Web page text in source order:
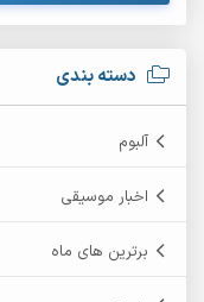
دسته بندی
آلبوم
اخبار موسیقی
برترین های ماه